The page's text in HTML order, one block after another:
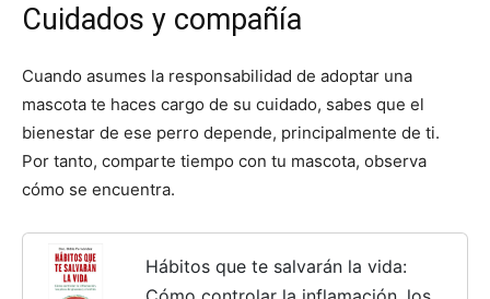
Cuidados y compañía
Cuando asumes la responsabilidad de adoptar una
mascota te haces cargo de su cuidado, sabes que el
bienestar de ese perro depende, principalmente de ti.
Por tanto, comparte tiempo con tu mascota, observa
cómo se encuentra.
Hábitos que te salvarán la vida: